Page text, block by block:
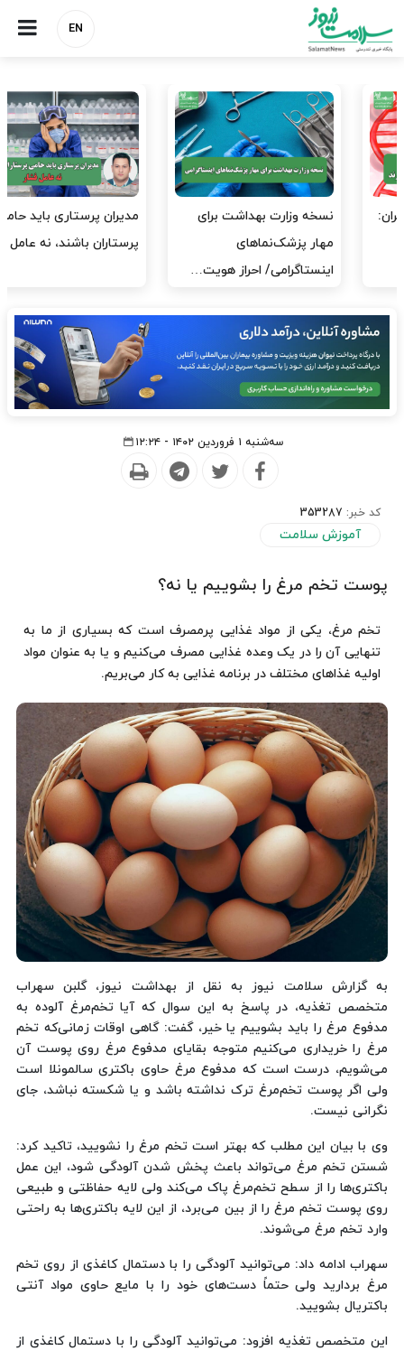
EN
مدیران پرستاری باید حامی
پرستاران باشند، نه عامل فشار
مدیریت سلامت، میدان
آزمون و خطا نیست
سه‌شنبه ۱ فروردین ۱۴۰۲ - ۱۲:۲۴
کد خبر: 353287
آموزش سلامت
پوست تخم مرغ را بشوییم یا نه؟
تخم مرغ، یکی از مواد غذایی پرمصرف است که بسیاری از ما به
تنهایی آن را در یک وعده غذایی مصرف می‌کنیم و یا به عنوان مواد
اولیه غذاهای مختلف در برنامه غذایی به کار می‌بریم.
به گزارش سلامت نیوز به نقل از بهداشت نیوز، گلبن سهراب
متخصص تغذیه، در پاسخ به این سوال که آیا تخم‌مرغ آلوده به
مدفوع مرغ را باید بشوییم یا خیر، گفت: گاهی اوقات زمانی‌که تخم
مرغ را خریداری می‌کنیم متوجه بقایای مدفوع مرغ روی پوست آن
می‌شویم، درست است که مدفوع مرغ حاوی باکتری سالمونلا است
ولی اگر پوست تخم‌مرغ ترک نداشته باشد و یا شکسته نباشد، جای
نگرانی نیست.
وی با بیان این مطلب که بهتر است تخم مرغ را نشویید، تاکید کرد:
شستن تخم مرغ می‌تواند باعث پخش شدن آلودگی شود، این عمل
باکتری‌ها را از سطح تخم‌مرغ پاک می‌کند ولی لایه حفاظتی و طبیعی
روی پوست تخم مرغ را از بین می‌برد، از این لایه باکتری‌ها به راحتی
وارد تخم مرغ می‌شوند.
سهراب ادامه داد: می‌توانید آلودگی را با دستمال کاغذی از روی تخم
مرغ بردارید ولی حتماً دست‌های خود را با مایع حاوی مواد آنتی
باکتریال بشویید.‌
این متخصص تغذیه افزود: می‌توانید آلودگی را با دستمال کاغذی از